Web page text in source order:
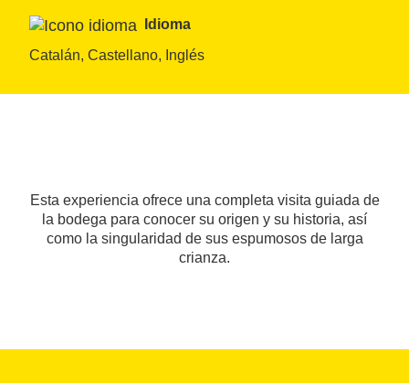
Idioma
Catalán, Castellano, Inglés
Esta experiencia ofrece una completa visita guiada de
la bodega para conocer su origen y su historia, así
como la singularidad de sus espumosos de larga
crianza.